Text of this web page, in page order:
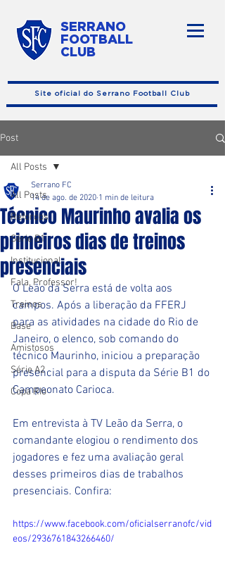
SERRANO
FOOTBALL
CLUB
Site oficial do Serrano Football Club
Post
All Posts
Reforços
Série B1
Institucional
Fala, Professor!
Treinos
Base
Amistosos
Série A2
Copa RIo
All Posts
Técnico Maurinho avalia os
primeiros dias de treinos
presenciais
Serrano FC
14 de ago. de 2020 1 min de leitura
O Leão da Serra está de volta aos
campos. Após a liberação da FFERJ
para as atividades na cidade do Rio de
Janeiro, o elenco, sob comando do
técnico Maurinho, iniciou a preparação
presencial para a disputa da Série B1 do
Campeonato Carioca.
Em entrevista à TV Leão da Serra, o
comandante elogiou o rendimento dos
jogadores e fez uma avaliação geral
desses primeiros dias de trabalhos
presenciais. Confira:
https://www.facebook.com/oficialserranofc/vid
eos/2936761843266460/